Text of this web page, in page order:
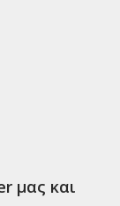
μας και